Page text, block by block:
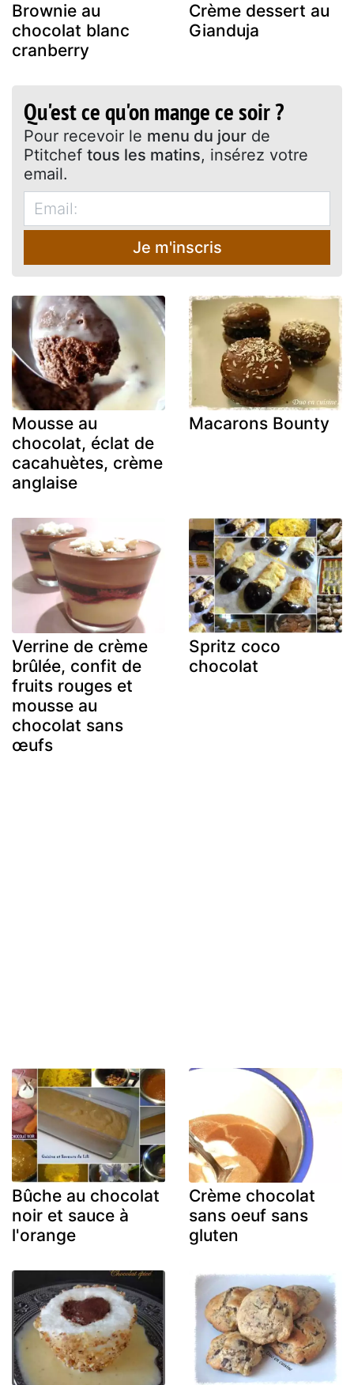
Brownie au
chocolat blanc
cranberry
Crème dessert au
Gianduja
Qu'est ce qu'on mange ce soir ?
Pour recevoir le menu du jour de
Ptitchef tous les matins, insérez votre
email.
Je m'inscris
Mousse au
chocolat, éclat de
cacahuètes, crème
anglaise
Macarons Bounty
Verrine de crème
brûlée, confit de
fruits rouges et
mousse au
chocolat sans
œufs
Spritz coco
chocolat
Bûche au chocolat
noir et sauce à
l'orange
Crème chocolat
sans oeuf sans
gluten